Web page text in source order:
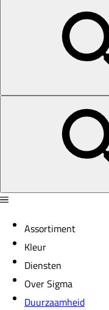
Assortiment
Kleur
Diensten
Over Sigma
Duurzaamheid